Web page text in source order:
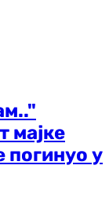
мајке
погинуо у